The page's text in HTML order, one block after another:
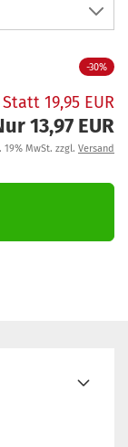
-30%
Statt 19,95 EUR
13,97 EUR
19% MwSt. zzgl. Versand